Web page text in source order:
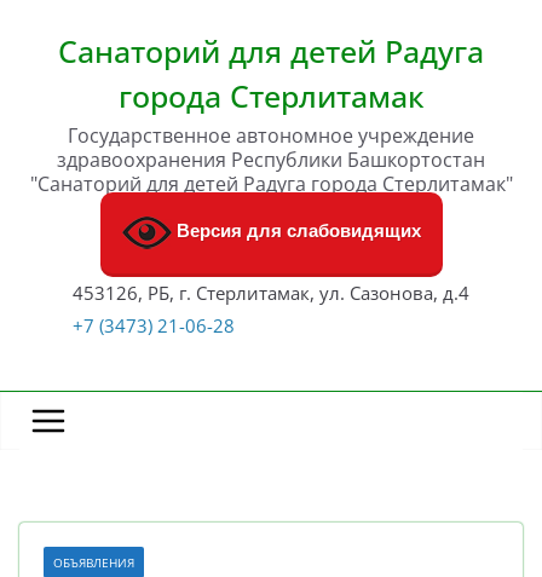
содержимомуСанаторий для детей Радуга
города Стерлитамак
Государственное автономное учреждение
здравоохранения Республики Башкортостан
"Санаторий для детей Радуга города Стерлитамак"
Версия для слабовидящих
453126, РБ, г. Стерлитамак, ул. Сазонова, д.4
+7 (3473) 21-06-28
ОБЪЯВЛЕНИЯ